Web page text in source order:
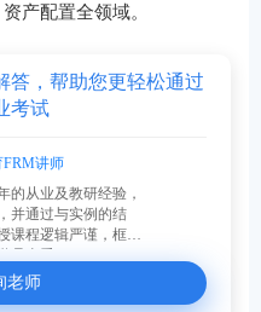
产配置全领域。
答，帮助您更轻松通过
考试
FRM讲师
的从业及教研经验，
并通过与实例的结
课程逻辑严谨，框架
老师